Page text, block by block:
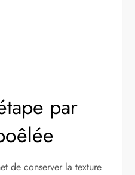
par
de conserver la texture